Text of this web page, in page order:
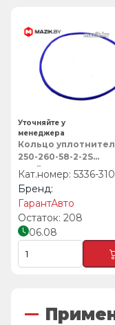
Кольцо
250-260-58-2-2S
колёсного
(силикон),
5336-
ГарантАвто
208
06.08
Уточняйте у
менеджера